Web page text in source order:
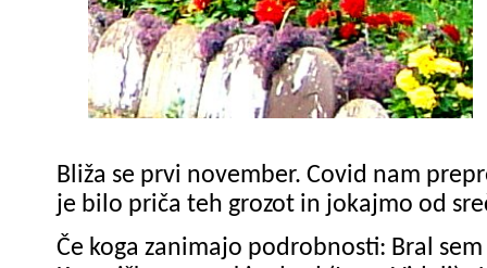
Bliža se prvi november. Covid nam
je bilo priča teh grozot in jokajmo od
Če koga zanimajo podrobnosti: Bral